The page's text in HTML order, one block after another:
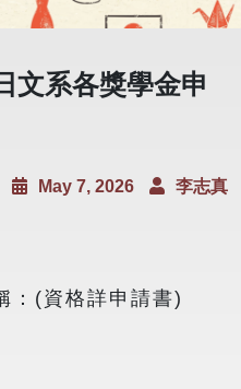
文系各獎學金申
May 7, 2026 李志真
：(資格詳申請書)